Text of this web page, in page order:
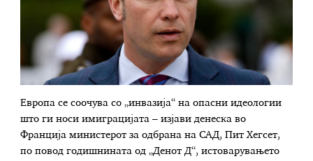
Европа се соочува со „инвазија“ на опасни идеологии
што ги носи имиграцијата – изјави денеска во
Франција министерот за одбрана на САД, Пит Хегсет,
по повод годишнината од „Денот Д“, истоварувањето